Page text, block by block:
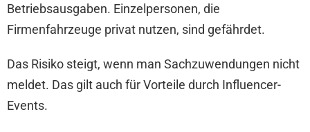
Betriebsausgaben. Einzelpersonen, die
Firmenfahrzeuge privat nutzen, sind gefährdet.
Das Risiko steigt, wenn man Sachzuwendungen nicht
meldet. Das gilt auch für Vorteile durch Influencer-
Events.